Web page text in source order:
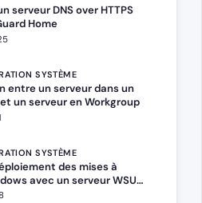
serveur DNS over HTTPS
Home
SYSTÈME
entre un serveur dans un
un serveur en Workgroup
SYSTÈME
des mises à
avec un serveur WSUS